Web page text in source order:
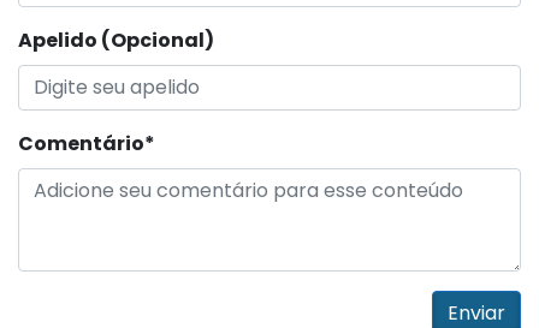
Apelido (Opcional)
Comentário*